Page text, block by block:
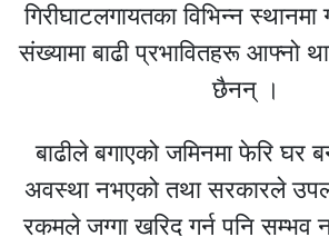
गिरीघाटलगायतका विभिन्न
संख्यामा बाढी प्रभावितहरू आफ्नो
छैनन् ।
बाढीले बगाएको जमिनमा फेरि घर
अवस्था नभएको तथा सरकारले
रकमले जग्गा खरिद गर्न पनि सम्भव